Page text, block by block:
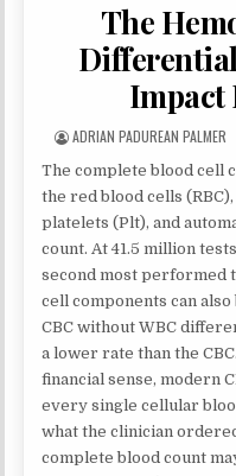
The
Impact
AUTHOR:
ADRIAN PADUREAN PALMER
The complete blood cell
the red blood cells
platelets (Plt), and
count. At 41.5 million
second most performed
cell components can
CBC without WBC
a lower rate than the
financial sense, modern
every single cellular
what the clinician
complete blood count